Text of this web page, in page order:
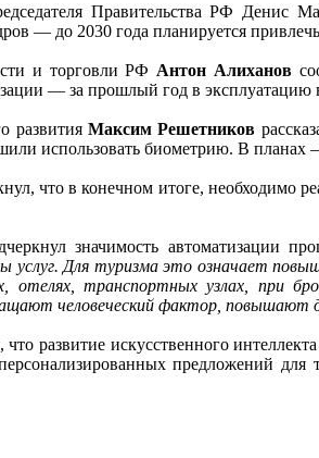
Правительства РФ Денис
— до 2030 года планируется
и торговли РФ Антон Алиханов
— за прошлый год в
развития Максим Решетников
использовать биометрию. В планах
что в конечном итоге, необходимо
значимость автоматизации
услуг. Для туризма это означает
отелях, транспортных узлах, при
человеческий фактор, повышают
развитие искусственного
предложений для